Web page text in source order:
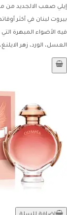
إيلي صعب الالجديد من
بيروت لبنان في أكثر
فيه الأضواء المبهرة
العسل، الورد، زهر